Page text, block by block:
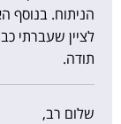
הניתוח. בנוסף
לציין שעברתי
תודה.
שלום רב,